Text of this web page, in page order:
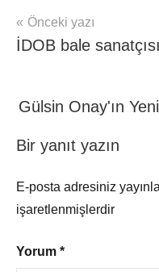
Yazı
gezinmesi
Önceki yazı
İDOB bale
Gülsin Onay'ın
Bir yanıt yazın
E-posta adresiniz
işaretlenmişlerdir
Yorum *